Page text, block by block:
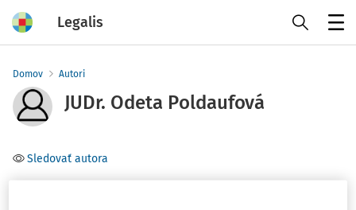
Legalis
Domov Autori
JUDr. Odeta Poldaufová
Sledovať autora